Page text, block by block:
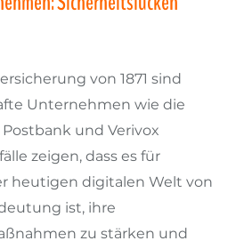
von 1871 sind
Unternehmen wie die
und Verivox
zeigen, dass es für
heutigen digitalen Welt von
ist, ihre
zu stärken und